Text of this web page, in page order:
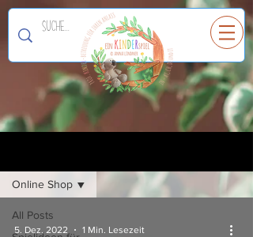
EinKINDERspiel
All Posts
Online Shop
5. Dez. 2022 1 Min. Lesezeit